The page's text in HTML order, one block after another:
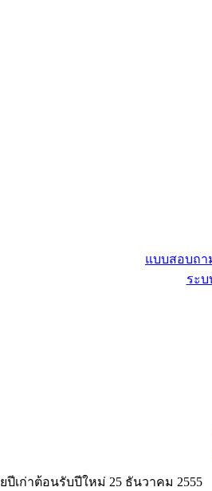
แบบสอบถา
ระ
ปีเก่าต้อนรับปีใหม่ 25 ธันวาคม 2555